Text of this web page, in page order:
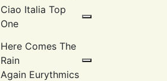
Ciao Italia Top
One
Here Comes The
Rain
Again Eurythmics